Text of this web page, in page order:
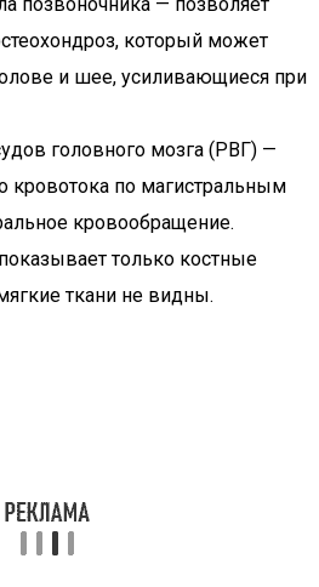
который может
и шее, усиливающиеся при
головного мозга (РВГ) —
кровотока по магистральным
кровообращение.
только костные
ткани не видны.